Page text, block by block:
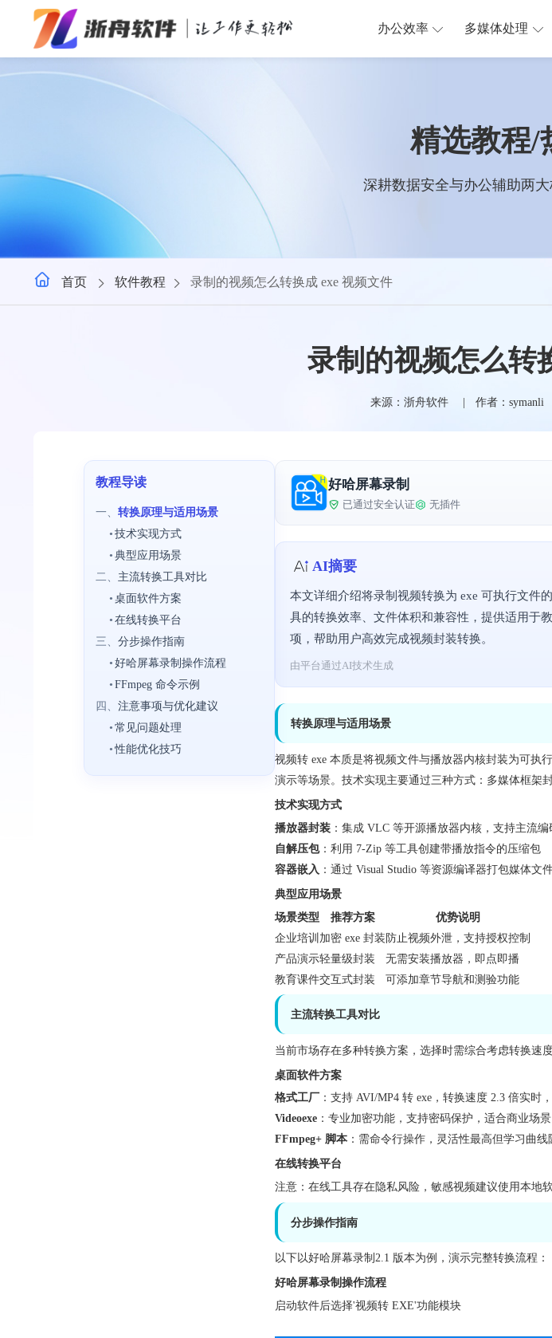
办公效率
办公效率 多媒体处理
精选教程/
深耕数据安全与办公辅助两
首页 软件教程 录制的视频怎么转换成 exe 视频文件
录制的视频怎么转
来源：浙舟软件 作者：symanli
教程导读
一、 转换原理与适用场景
• 技术实现方式
• 典型应用场景
二、 主流转换工具对比
• 桌面软件方案
• 在线转换平台
三、 分步操作指南
• 好哈屏幕录制操作流程
• FFmpeg 命令示例
四、 注意事项与优化建议
• 常见问题处理
• 性能优化技巧
好哈屏幕录制
已通过安全认证 无插件
AI摘要
本文详细介绍将录制视频转换为 exe 可执行文件
具的转换效率、文件体积和兼容性，提供适用于
项，帮助用户高效完成视频封装转换。
由平台通过AI技术生成
转换原理与适用场景
视频转 exe 本质是将视频文件与播放器内核封装为可执
演示等场景。技术实现主要通过三种方式：多媒体框架
技术实现方式
播放器封装 ：集成 VLC 等开源播放器内核，支持主流编
自解压包：利用 7-Zip 等工具创建带播放指令的压缩包
容器嵌入 ：通过 Visual Studio 等资源编译器打包媒体文
典型应用场景
场景类型
推荐方案
优势说明
企业培训加密 exe 封装防止视频外泄，支持授权控制
产品演示轻量级封装
无需安装播放器，即点即播
教育课件交互式封装 可添加章节导航和测验功能
主流转换工具对比
当前市场存在多种转换方案，选择时需综合考虑转换速
桌面软件方案
格式工厂 ：支持 AVI/MP4 转 exe，转换速度 2.3 倍实时
Videoexe ：专业加密功能，支持密码保护，适合商业场景
FFmpeg+ 脚本：需命令行操作，灵活性最高但学习曲线
在线转换平台
注意：在线工具存在隐私风险，敏感视频建议使用本地
分步操作指南
以下以好哈屏幕录制2.1 版本为例，演示完整转换流程：
好哈屏幕录制操作流程
启动软件后选择'视频转 EXE'功能模块